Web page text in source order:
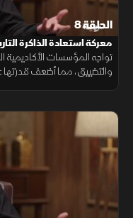
الحلقة 8
معركة استعادة الذاكرة
تواجه المؤسسات الأكاديمية
والتضييق، مما أضعف قدرتها